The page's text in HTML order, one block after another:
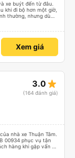
xe buýt đến từ đâu.
khi đi bộ hơn một giờ,
thường, nhưng dù
Sẽ tuyệt hơn nếu
Xem giá
3.0 star_rate
(164 đánh giá)
nhà xe Thuận Tâm.
00934 phục vụ tận
hàng khi gặp vấn đề
xe máy ở lại,